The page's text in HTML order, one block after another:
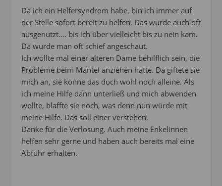
Da ich ein Helfersyndrom habe, bin ich immer auf
der Stelle sofort bereit zu helfen. Das wurde auch oft
ausgenutzt…. bis ich über vielleicht bis zu nein kam.
Da wurde man oft schief angeschaut.
Ich wollte mal einer älteren Dame behilflich sein, die
Probleme beim Mantel anziehen hatte. Da giftete sie
mich an, sie könne das doch wohl noch alleine. Als
ich meine Hilfe dann unterließ und mich abwenden
wollte, blaffte sie noch, was denn nun würde mit
meine Hilfe. Das soll einer verstehen.
Danke für die Verlosung. Auch meine Enkelinnen
helfen sehr gerne und haben auch bereits mal eine
Abfuhr erhalten.